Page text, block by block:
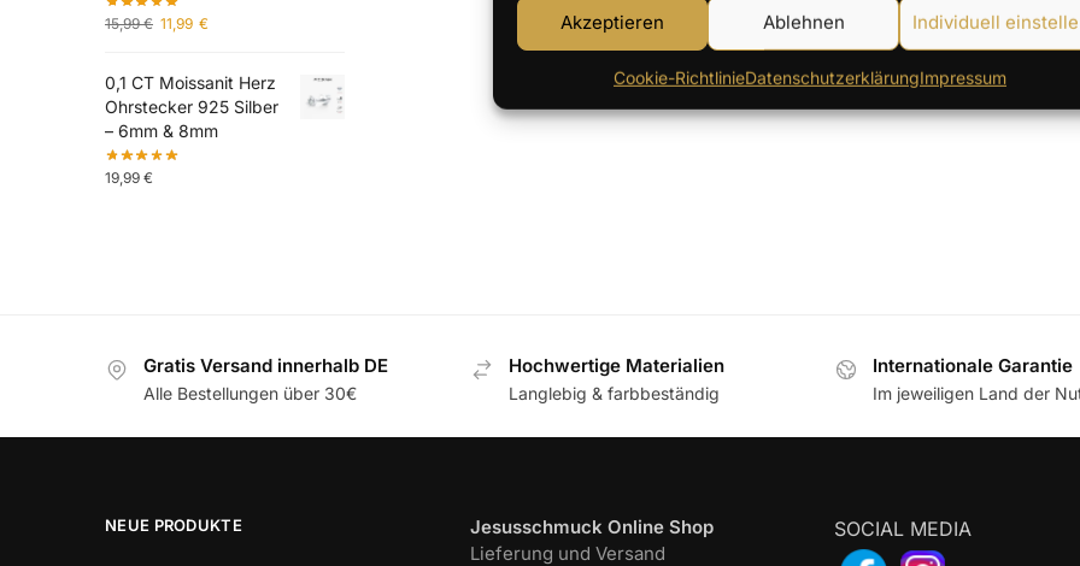
Akzeptieren Ablehnen Individuell
Cookie-RichtlinieDatenschutzerklärungImpressum
15,99€ 11,99 €
0,1 CT Moissanit Herz
Ohrstecker 925 Silber
– 6mm & 8mm
19,99 €
Gratis Versand innerhalb DE
Alle Bestellungen über 30€
Hochwertige Materialien
Langlebig & farbbeständig
Internationale Garantie
Im jeweiligen Land der
NEUE PRODUKTE
Jesusschmuck Online Shop
Lieferung und Versand
SOCIAL MEDIA